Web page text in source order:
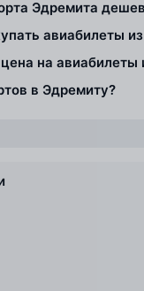
Эдремита
авиабилеты
на авиабилеты
в Эдремиту?